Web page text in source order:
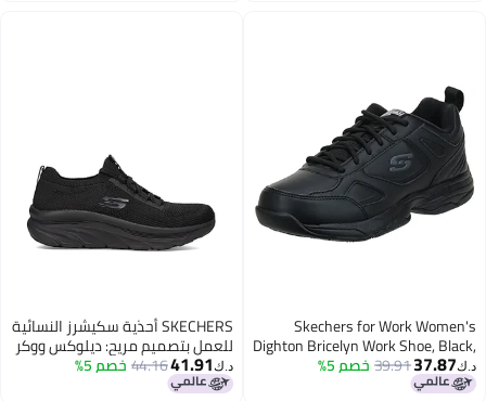
Skechers for Work Women's
Dighton Bricelyn Work Shoe, Black,
6.5 M US
د.ك‏37.87
39.91خصم 5%
SKECHERS أحذية سكيشرز النسائية
للعمل بتصميم مريح: ديلوكس ووكر
SR - أحذية أوزيما السليبس، سوداء،
8
د.ك‏41.91
44.16خصم 5%